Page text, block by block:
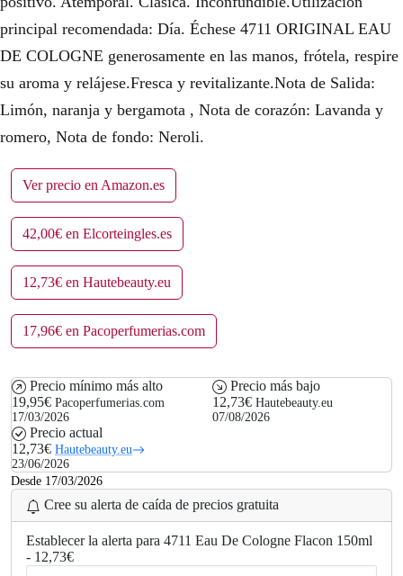
principal recomendada: Día. Échese 4711 ORIGINAL EAU
DE COLOGNE generosamente en las manos, frótela, respire
su aroma y relájese.Fresca y revitalizante.Nota de Salida:
Limón, naranja y bergamota , Nota de corazón: Lavanda y
romero, Nota de fondo: Neroli.
Ver precio en Amazon.es
42,00€ en Elcorteingles.es
12,73€ en Hautebeauty.eu
17,96€ en Pacoperfumerias.com
Precio mínimo más alto
19,95€ Pacoperfumerias.com
17/03/2026
Precio más bajo
12,73€ Hautebeauty.eu
07/08/2026
Precio actual
12,73€ Hautebeauty.eu
23/06/2026
Desde 17/03/2026
Cree su alerta de caída de precios gratuita
Establecer la alerta para 4711 Eau De Cologne Flacon 150ml
- 12,73€